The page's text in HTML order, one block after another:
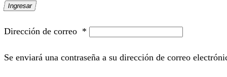
Ingresar
Dirección de correo *
Se enviará una contraseña a su dirección de correo